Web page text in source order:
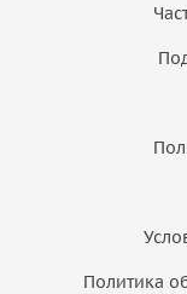
Политика